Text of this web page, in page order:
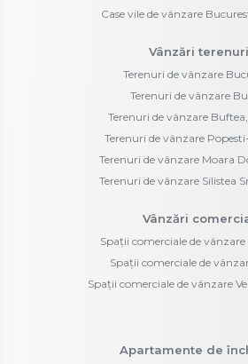
Case vile de vânzare
Vânzări terenuri
Terenuri de vânzare
Terenuri de vânzare
Terenuri de vânzare
Terenuri de vânzare
Terenuri de vânzare Moara
Terenuri de vânzare Silistea
Vânzări
Spații comerciale de
Spații comerciale de
Spații comerciale de vânzare
Apartamente de